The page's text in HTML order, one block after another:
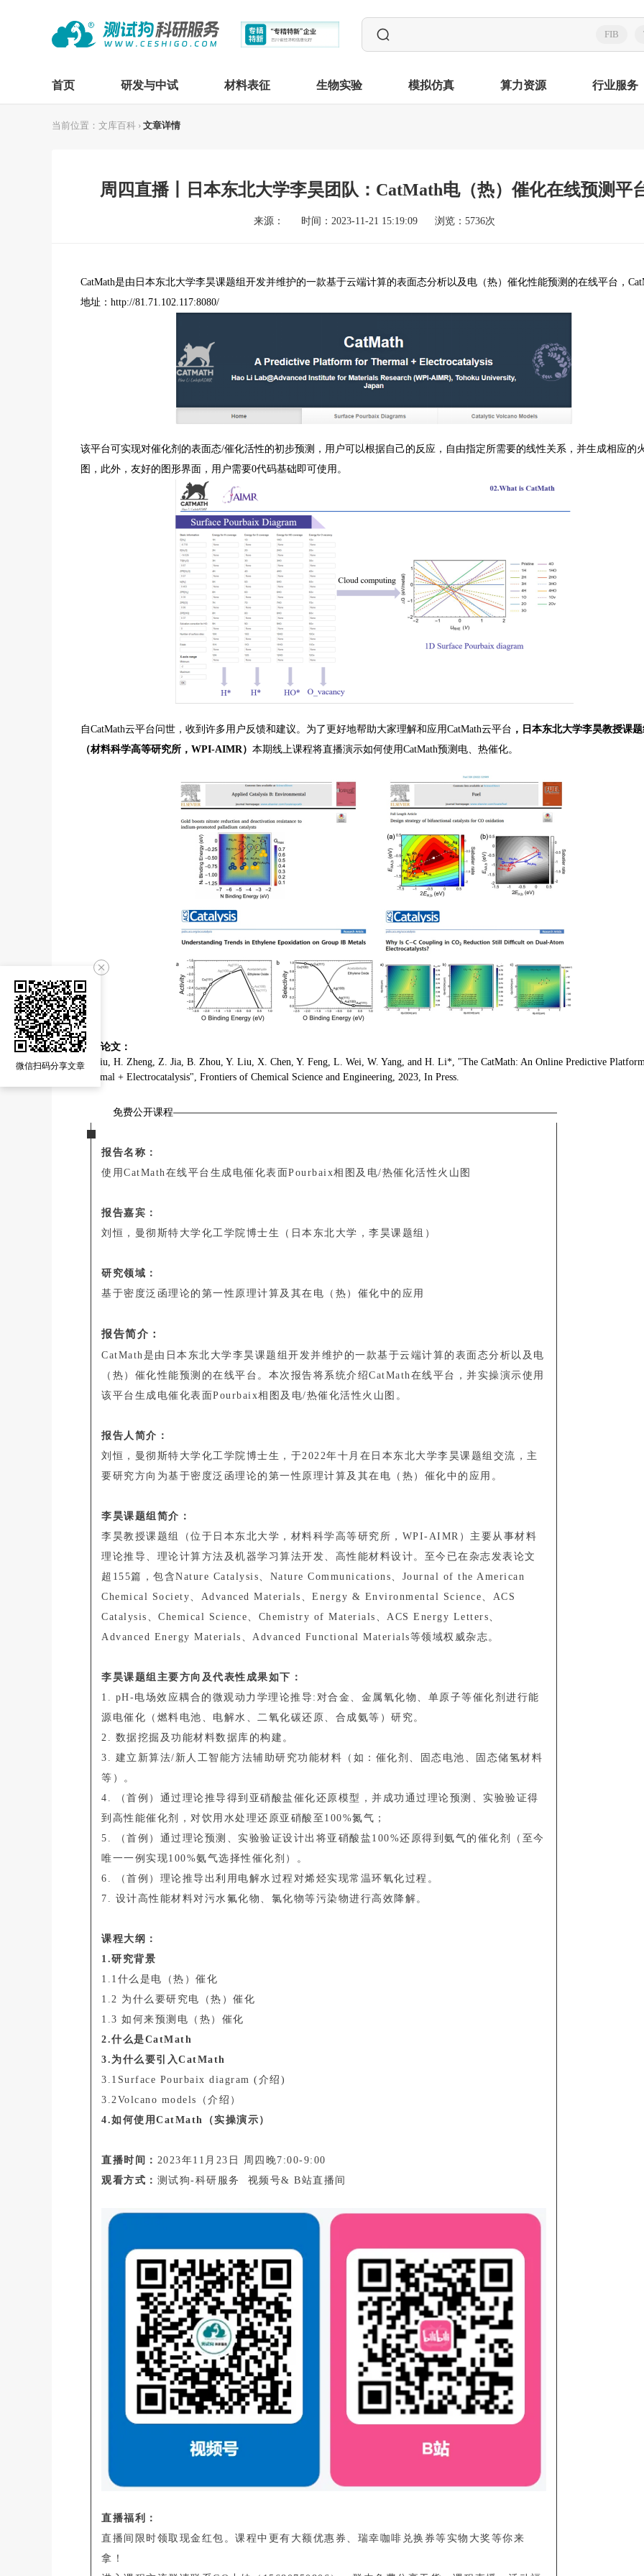
FIB
首页 研发与中试 材料表征 生物实验 模拟仿真 算力资源 行业服务
当前位置： 文库百科 › 文章详情
周四直播丨日本东北大学李昊团队：CatMath电（热）催化在线预测平
来源： 时间：2023-11-21 15:19:09 浏览：5736次
CatMath是由日本东北大学李昊课题组开发并维护的一款基于云端计算的表面态分析以及电（热）催化性能预测的在线平台，
地址：http://81.71.102.117:8080/
该平台可实现对催化剂的表面态/催化活性的初步预测，用户可以根据自己的反应，自由指定所需要的线性关系，并生成相应的
图，此外，友好的图形界面，用户需要0代码基础即可使用。
自CatMath云平台问世，收到许多用户反馈和建议。为了更好地帮助大家理解和应用CatMath云平台 ， 日本东北大学李昊教授课
（材料科学高等研究所， WPI-AIMR） 本期线上课程将直播演示如何使用CatMath预测电、热催化。
主要论文：
H. Liu, H. Zheng, Z. Jia, B. Zhou, Y. Liu, X. Chen, Y. Feng, L. Wei, W. Yang, and H. Li*, "The CatMath: An Online Predictive
Thermal + Electrocatalysis", Frontiers of Chemical Science and Engineering, 2023, In Press.
免费公开课程
报告名称 ：
使用CatMath在线平台生成电催化表面Pourbaix相图及电/热催化活性火山图
报告嘉宾：
刘恒，曼彻斯特大学化工学院博士生（日本东北大学，李昊课题组）
研究领域：
基于密度泛函理论的第一性原理计算及其在电（热）催化中的应用
报告简介：
CatMath是由日本东北大学李昊课题组开发并维护的一款基于云端计算的表面态分析以及电
（热）催化性能预测的在线平台。本次报告将系统介绍CatMath在线平台，并实操演示使用
该平台生成电催化表面Pourbaix相图及电/热催化活性火山图。
报告人简介：
刘恒，曼彻斯特大学化工学院博士生，于2022年十月在日本东北大学李昊课题组交流，主
要研究方向为基于密度泛函理论的第一性原理计算及其在电（热）催化中的应用。
李昊课题组简介：
李昊教授课题组（位于日本东北大学，材料科学高等研究所，WPI-AIMR）主要从事材料
理论推导、理论计算方法及机器学习算法开发、高性能材料设计。至今已在杂志发表论文
超155篇，包含Nature Catalysis、Nature Communications、Journal of the American
Chemical Society、Advanced Materials、Energy & Environmental Science、ACS
Catalysis、Chemical Science、Chemistry of Materials、ACS Energy Letters、
Advanced Energy Materials、Advanced Functional Materials等领域权威杂志。
李昊课题组主要方向及代表性成果如下：
1. pH-电场效应耦合的微观动力学理论推导:对合金、金属氧化物、单原子等催化剂进行能
源电催化（燃料电池、电解水、二氧化碳还原、合成氨等）研究。
2. 数据挖掘及功能材料数据库的构建。
3. 建立新算法/新人工智能方法辅助研究功能材料（如：催化剂、固态电池、固态储氢材料
等）。
4. （首例）通过理论推导得到亚硝酸盐催化还原模型，并成功通过理论预测、实验验证得
到高性能催化剂，对饮用水处理还原亚硝酸至100%氮气；
5. （首例）通过理论预测、实验验证设计出将亚硝酸盐100%还原得到氨气的催化剂（至今
唯一一例实现100%氨气选择性催化剂）。
6. （首例）理论推导出利用电解水过程对烯烃实现常温环氧化过程。
7. 设计高性能材料对污水氟化物、氯化物等污染物进行高效降解。
课程大纲：
1.研究背景
1.1什么是电（热）催化
1.2 为什么要研究电（热）催化
1.3 如何来预测电（热）催化
2.什么是CatMath
3.为什么要引入CatMath
3.1Surface Pourbaix diagram (介绍)
3.2Volcano models（介绍）
4.如何使用CatMath（实操演示）
直播时间： 2023年11月23日 周四晚7:00-9:00
观看方式： 测试狗-科研服务 视频号& B站直播间
直播福利：
直播间限时领取现金红包。课程中更有大额优惠券、瑞幸咖啡兑换券等实物大奖等你来
拿！
微信扫码分享文章